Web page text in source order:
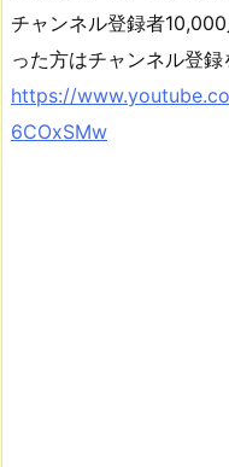
チャンネル登録者
った方はチャンネル登録
https://
6COxSMw